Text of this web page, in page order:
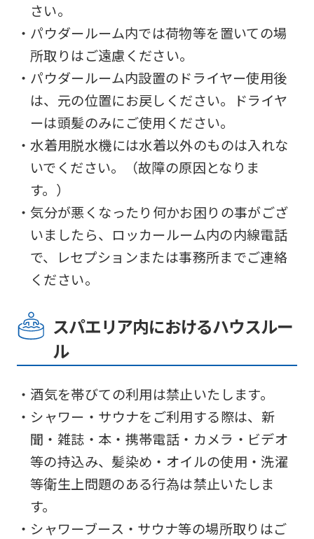
さい。
・パウダールーム内では荷物等を置いての場
所取りはご遠慮ください。
・パウダールーム内設置のドライヤー使用後
は、元の位置にお戻しください。ドライヤ
ーは頭髪のみにご使用ください。
・水着用脱水機には水着以外のものは入れな
いでください。（故障の原因となりま
す。）
・気分が悪くなったり何かお困りの事がござ
いましたら、ロッカールーム内の内線電話
で、レセプションまたは事務所までご連絡
ください。
スパエリア内におけるハウスルー
ル
・酒気を帯びての利用は禁止いたします。
・シャワー・サウナをご利用する際は、新
聞・雑誌・本・携帯電話・カメラ・ビデオ
等の持込み、髪染め・オイルの使用・洗濯
等衛生上問題のある行為は禁止いたしま
す。
・シャワーブース・サウナ等の場所取りはご
official
website
is
automatically
translated
into
English.
the
link
below
translation)
to
return
to
the
top
page.
However,
you